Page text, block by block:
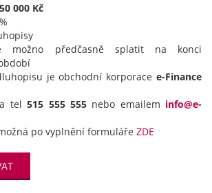
50 000 Kč
možno předčasně splatit na konci
je obchodní korporace e-Finance
tel515 555 555nebo emailem info@e-
po vyplnění formuláře ZDE